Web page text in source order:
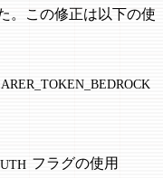
。この修正は以下の使
フラグの使用